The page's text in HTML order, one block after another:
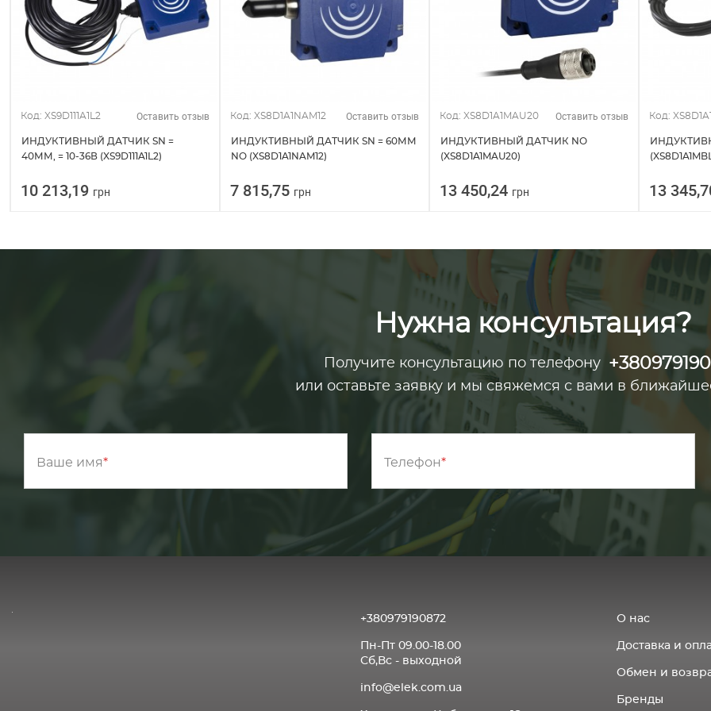
Код: XS9D111A1L2 Оставить отзыв
ИНДУКТИВНЫЙ ДАТЧИК SN =
40ММ, = 10-36В (XS9D111A1L2)
10 213,19 грн
Код: XS8D1A1NAM12 Оставить отзыв
ИНДУКТИВНЫЙ ДАТЧИК SN = 60ММ
NO (XS8D1A1NAM12)
7 815,75 грн
Код: XS8D1A1MAU20 Оставить отзыв
ИНДУКТИВНЫЙ ДАТЧИК NO
(XS8D1A1MAU20)
13 450,24 грн
Код:
13
Нужна консультация?
Получите консультацию по телефону
или оставьте заявку и мы свяжемся с вами в
Ваше имя Телефон
+380979190872
Пн-Пт 09.00-18.00
Сб,Вс - выходной
info@elek.com.ua
О нас
Доставка и
Обмен и
Бренды